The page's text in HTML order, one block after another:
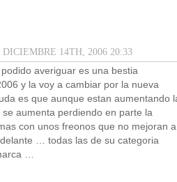
DICIEMBRE 14TH, 2006 20:33
averiguar es una bestia
y la voy a cambiar por la nueva
es que aunque estan aumentando
aumenta perdiendo en parte la
con unos freonos que no mejoran a
… todas las de su categoria
…